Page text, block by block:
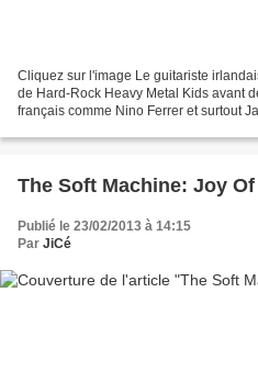
Cliquez sur l'image Le guitariste
de Hard-Rock Heavy Metal Kids avant
français comme Nino Ferrer et surtout
The Soft Machine: Joy
Publié le 23/02/2013 à 14:15
Par JiCé